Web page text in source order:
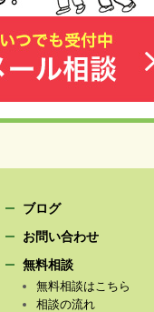
ブログ
お問い合わせ
無料相談
無料相談はこちら
相談の流れ